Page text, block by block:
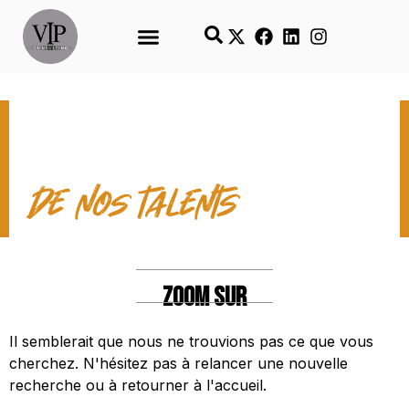
LES TEMPS FORTS
de nos talents
ZOOM SUR
Il semblerait que nous ne trouvions pas ce que vous
cherchez. N'hésitez pas à relancer une nouvelle
recherche ou à retourner à l'accueil.